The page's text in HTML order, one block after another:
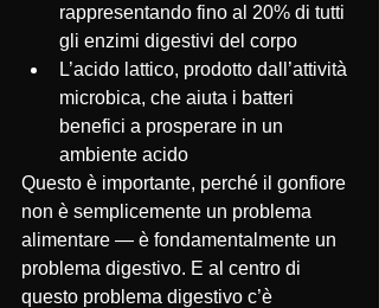
rappresentando fino al 20% di tutti
gli enzimi digestivi del corpo
L’acido lattico, prodotto dall’attività
microbica, che aiuta i batteri
benefici a prosperare in un
ambiente acido
Questo è importante, perché il gonfiore
non è semplicemente un problema
alimentare — è fondamentalmente un
problema digestivo. E al centro di
questo problema digestivo c’è